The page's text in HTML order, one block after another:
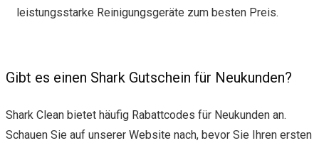
leistungsstarke Reinigungsgeräte zum besten Preis.
Gibt es einen Shark Gutschein für Neukunden?
Shark Clean bietet häufig Rabattcodes für Neukunden an.
Schauen Sie auf unserer Website nach, bevor Sie Ihren ersten